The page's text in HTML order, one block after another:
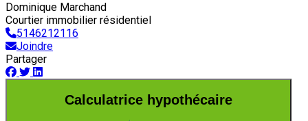
Dominique Marchand
Courtier immobilier résidentiel
5146212116
Joindre
Partager
Calculatrice hypothécaire